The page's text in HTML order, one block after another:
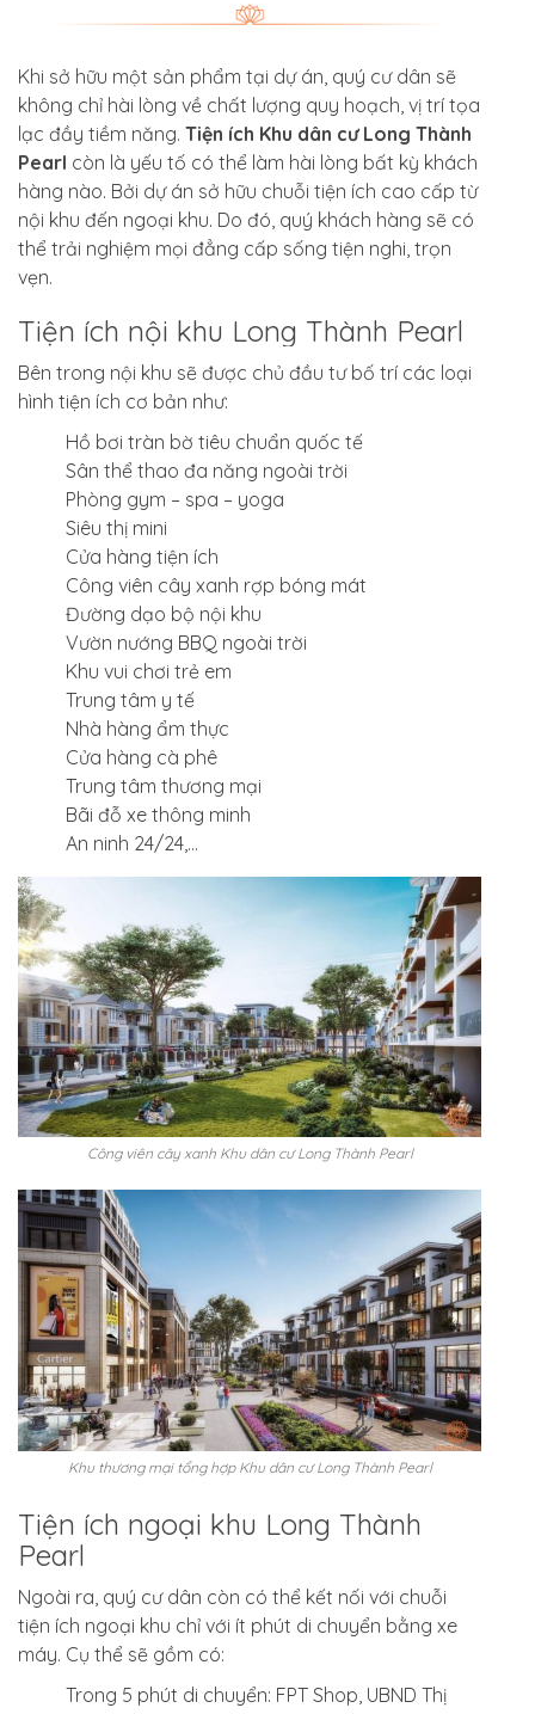
Khi sở hữu một sản phẩm tại dự án, quý cư dân sẽ
không chỉ hài lòng về chất lượng quy hoạch, vị trí tọa
lạc đầy tiềm năng. Tiện ích Khu dân cư Long Thành
Pearl còn là yếu tố có thể làm hài lòng bất kỳ khách
hàng nào. Bởi dự án sở hữu chuỗi tiện ích cao cấp từ
nội khu đến ngoại khu. Do đó, quý khách hàng sẽ có
thể trải nghiệm mọi đẳng cấp sống tiện nghi, trọn
vẹn.
Tiện ích nội khu Long Thành Pearl
Bên trong nội khu sẽ được chủ đầu tư bố trí các loại
hình tiện ích cơ bản như:
Hồ bơi tràn bờ tiêu chuẩn quốc tế
Sân thể thao đa năng ngoài trời
Phòng gym – spa – yoga
Siêu thị mini
Cửa hàng tiện ích
Công viên cây xanh rợp bóng mát
Đường dạo bộ nội khu
Vườn nướng BBQ ngoài trời
Khu vui chơi trẻ em
Trung tâm y tế
Nhà hàng ẩm thực
Cửa hàng cà phê
Trung tâm thương mại
Bãi đỗ xe thông minh
An ninh 24/24,…
Công viên cây xanh Khu dân cư Long Thành Pearl
Khu thương mại tổng hợp Khu dân cư Long Thành Pearl
Tiện ích ngoại khu Long Thành
Pearl
Ngoài ra, quý cư dân còn có thể kết nối với chuỗi
tiện ích ngoại khu chỉ với ít phút di chuyển bằng xe
máy. Cụ thể sẽ gồm có:
Trong 5 phút di chuyển: FPT Shop, UBND Thị